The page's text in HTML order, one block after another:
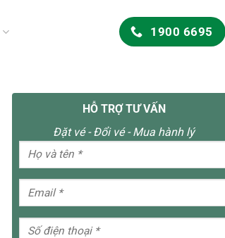
1900 6695
HỖ TRỢ TƯ VẤN
Đặt vé - Đổi vé - Mua hành lý